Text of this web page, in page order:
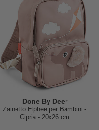
Done By Deer
Zainetto Elphee per Bambini -
Cipria - 20x26 cm